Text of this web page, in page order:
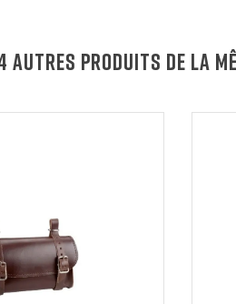
AUTRES PRODUITS DE LA